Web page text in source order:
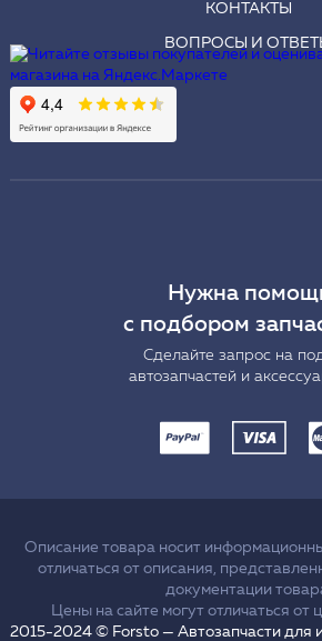
КОНТАКТЫ
ВОПРОСЫ И
Нужна
с подбором
Сделайте запрос на
автозапчастей и
Описание товара носит
отличаться от описания,
документации
Цены на сайте могут отличаться от
2015-2024 © Forsto — Автозапчасти для